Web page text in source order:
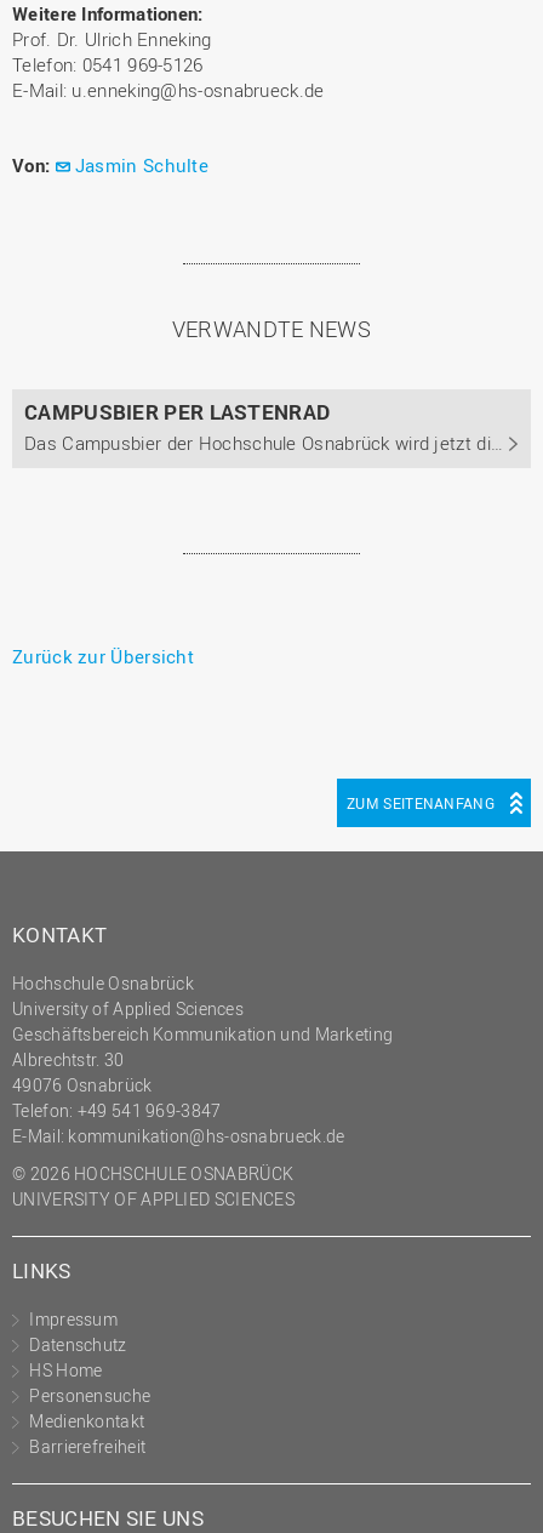
Weitere Informationen:
Prof. Dr. Ulrich Enneking
Telefon: 0541 969-5126
E-Mail: u.enneking@hs-osnabrueck.de
Von: Jasmin Schulte
VERWANDTE NEWS
CAMPUSBIER PER LASTENRAD
Das Campusbier der Hochschule Osnabrück wird jetzt direkt nach Hause geliefert. Zudem wurde das Shop-Sortiment um regionale Produkte lokaler Direktvermarkter erweitert.
Zurück zur Übersicht
ZUM SEITENANFANG
KONTAKT
Hochschule Osnabrück
University of Applied Sciences
Geschäftsbereich Kommunikation und Marketing
Albrechtstr. 30
49076 Osnabrück
Telefon: +49 541 969-3847
E-Mail: kommunikation@hs-osnabrueck.de
© 2026 HOCHSCHULE OSNABRÜCK
UNIVERSITY OF APPLIED SCIENCES
LINKS
Impressum
Datenschutz
HS Home
Personensuche
Medienkontakt
Barrierefreiheit
BESUCHEN SIE UNS